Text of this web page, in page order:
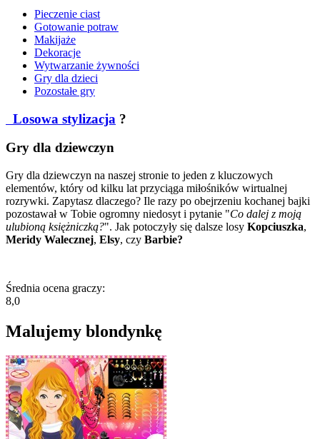
Pieczenie ciast
Gotowanie potraw
Makijaże
Dekoracje
Wytwarzanie żywności
Gry dla dzieci
Pozostałe gry
Losowa stylizacja ?
Gry dla dziewczyn
Gry dla dziewczyn na naszej stronie to jeden z kluczowych
elementów, który od kilku lat przyciąga miłośników wirtualnej
rozrywki. Zapytasz dlaczego? Ile razy po obejrzeniu kochanej bajki
pozostawał w Tobie ogromny niedosyt i pytanie "Co dalej z moją
ulubioną księżniczką?". Jak potoczyły się dalsze losy Kopciuszka,
Meridy Walecznej, Elsy, czy Barbie?
Średnia ocena graczy:
8,0
Malujemy blondynkę